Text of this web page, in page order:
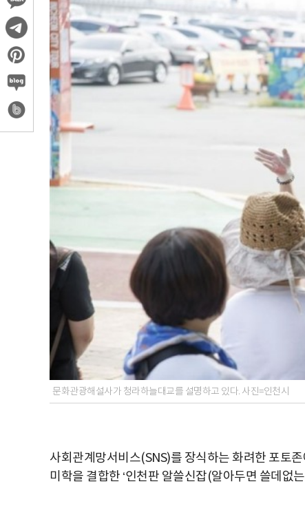
문화관광해설사가 청라하늘대교를 설명하고 있다. 사진=인천시
사회관계망서비스(SNS)를 장식하는 화려한 포토
미학을 결합한 ‘인천판 알쓸신잡(알아두면 쓸데없